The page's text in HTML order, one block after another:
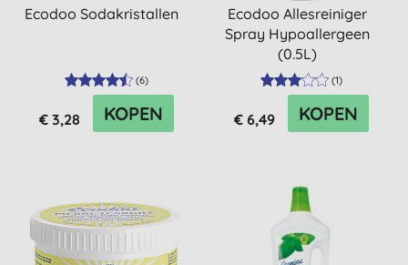
Ecodoo Sodakristallen
(6)
€ 3,28 KOPEN
Ecodoo Allesreiniger
Spray Hypoallergeen
(0.5L)
(1)
€ 6,49 KOPEN